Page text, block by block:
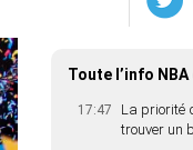
Toute l’info
17:47
La priorité
trouver un